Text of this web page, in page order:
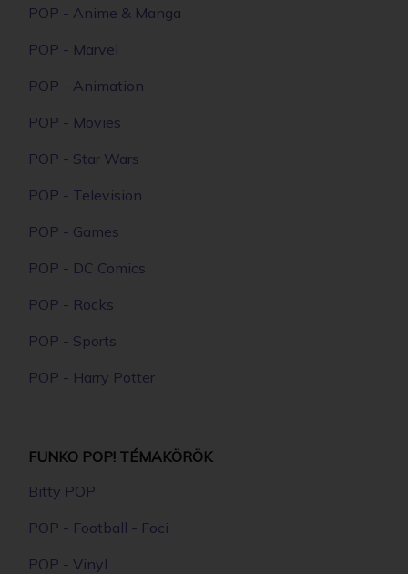
POP - Anime & Manga
POP - Marvel
POP - Animation
POP - Movies
POP - Star Wars
POP - Television
POP - Games
POP - DC Comics
POP - Rocks
POP - Sports
POP - Harry Potter
FUNKO POP! TÉMAKÖRÖK
Bitty POP
POP - Football - Foci
POP - Vinyl